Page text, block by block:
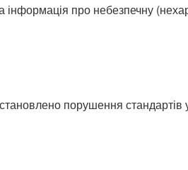
інформація про небезпечну
порушення стандартів